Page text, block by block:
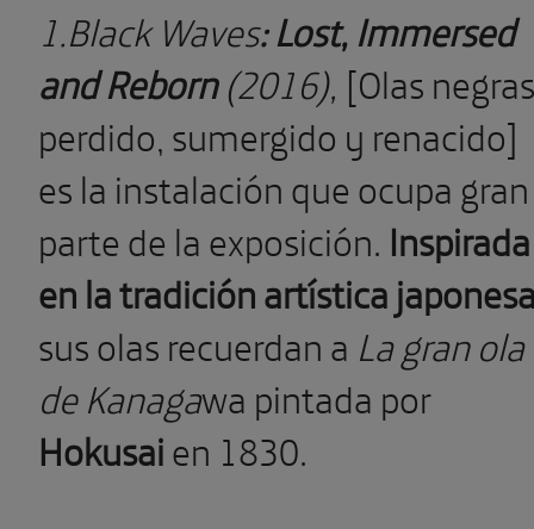
1.Black Waves: Lost, Immersed
and Reborn(2016), [Olas
perdido, sumergido y renacido]
es la instalación que ocupa gran
parte de la exposición. Inspirada
en la tradición artística
sus olas recuerdan a La gran ola
de Kanagawa pintada por
Hokusaien 1830.